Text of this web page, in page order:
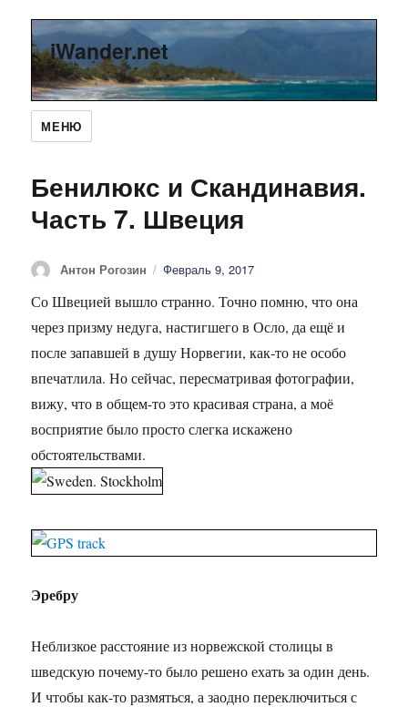
iWander.net
МЕНЮ
Бенилюкс и Скандинавия.
Часть 7. Швеция
Автор
Антон Рогозин Опубликовано
Февраль 9, 2017
Со Швецией вышло странно. Точно помню, что она
через призму недуга, настигшего в Осло, да ещё и
после запавшей в душу Норвегии, как-то не особо
впечатлила. Но сейчас, пересматривая фотографии,
вижу, что в общем-то это красивая страна, а моё
восприятие было просто слегка искажено
обстоятельствами.
Эребру
Неблизкое расстояние из норвежской столицы в
шведскую почему-то было решено ехать за один день.
И чтобы как-то размяться, а заодно переключиться с